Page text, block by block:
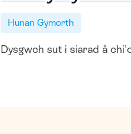
Hunan Gymorth
Dysgwch sut i siarad â